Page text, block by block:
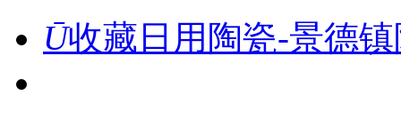
Ū收藏日用陶瓷-景德